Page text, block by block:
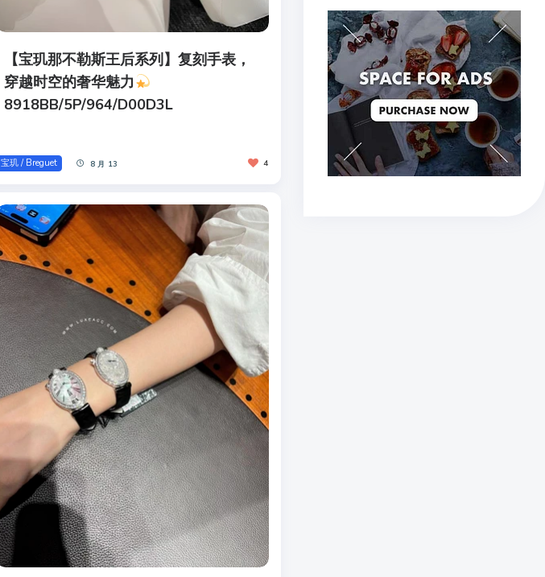
【宝玑那不勒斯王后系列】复刻手表，
穿越时空的奢华魅力
8918BB/5P/964/D00D3L
宝玑 / Breguet 8 月 13 4